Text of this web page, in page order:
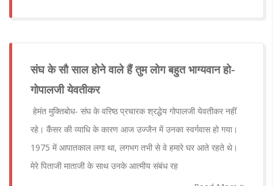
संघ के सौ साल होने वाले हैं तुम लोग बहुत भाग्यवान हो-
गोपालजी येवतीकर
हेमंत मुक्तिबोध- संघ के वरिष्ठ प्रचारक श्रद्धेय गोपालजी येवतीकर नहीं
रहे। कैंसर की व्याधि के कारण आज उज्जैन में उनका स्वर्गवास हो गया।
1975 में आपातकाल लगा था, लगभग तभी से वे हमारे घर आते रहते थे।
मेरे पिताजी माताजी के साथ उनके आत्मीय संबंध रह